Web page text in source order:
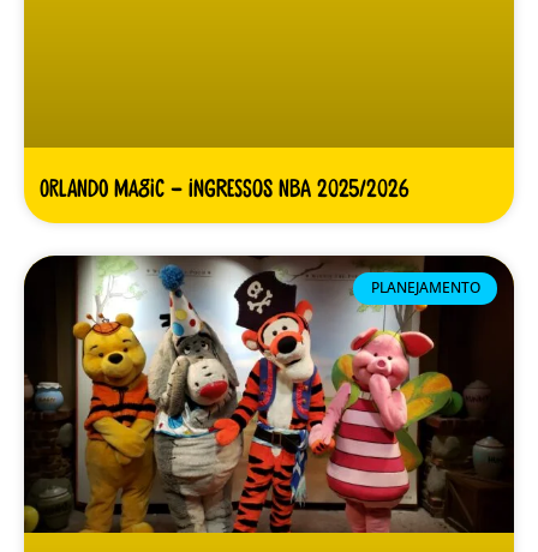
Orlando Magic – Ingressos NBA 2025/2026
PLANEJAMENTO